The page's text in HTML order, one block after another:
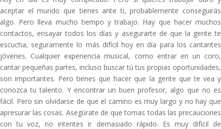
aceptar el mundo que tienes ante ti, probablemente conseguirás
algo. Pero lleva mucho tiempo y trabajo. Hay que hacer muchos
contactos, ensayar todos los días y asegurarte de que la gente te
escucha, seguramente lo más difícil hoy en día para los cantantes
jóvenes. Cualquier experiencia musical, como entrar en un coro,
cantar pequeñas partes, incluso buscar tú tus propias oportunidades,
son importantes. Pero tienes que hacer que la gente que te vea y
conozca tu talento. Y encontrar un buen profesor, algo que no es
fácil. Pero sin olvidarse de que el camino es muy largo y no hay que
apresurar las cosas. Asegúrate de que tomas todas las precauciones
con tu voz, no intentes ir demasiado rápido. Es muy difícil de